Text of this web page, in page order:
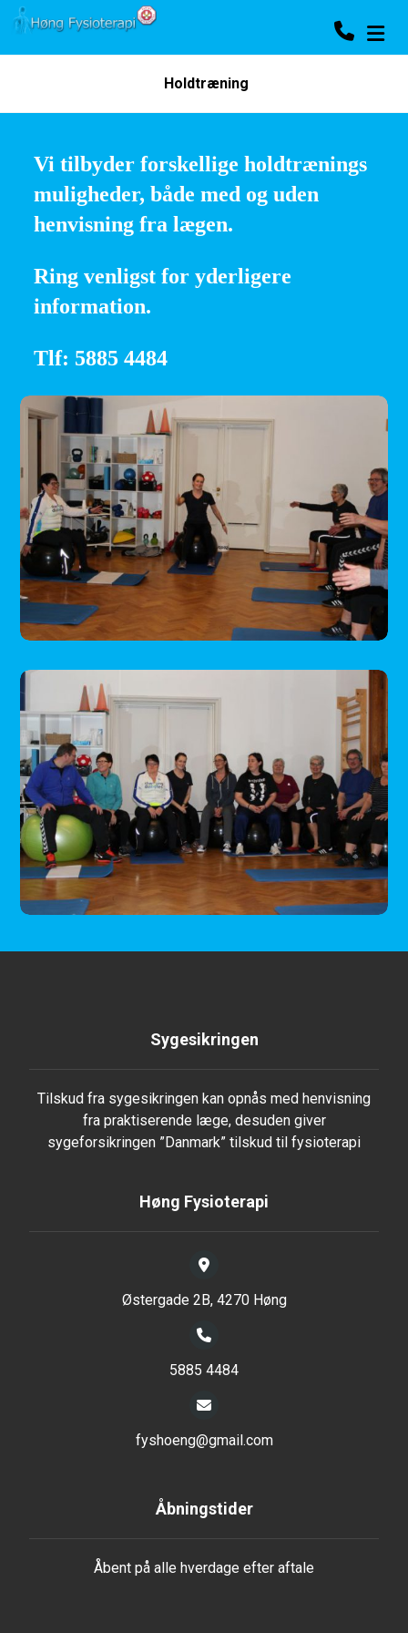
Holdtræning
Vi tilbyder forskellige holdtrænings
muligheder, både med og uden
henvisning fra lægen.
Ring venligst for yderligere
information.
Tlf: 5885 4484
Sygesikringen
Tilskud fra sygesikringen kan opnås med henvisning
fra praktiserende læge, desuden giver
sygeforsikringen ”Danmark” tilskud til fysioterapi
Høng Fysioterapi
Østergade 2B, 4270 Høng
5885 4484
fyshoeng@gmail.com
Åbningstider
Åbent på alle hverdage efter aftale